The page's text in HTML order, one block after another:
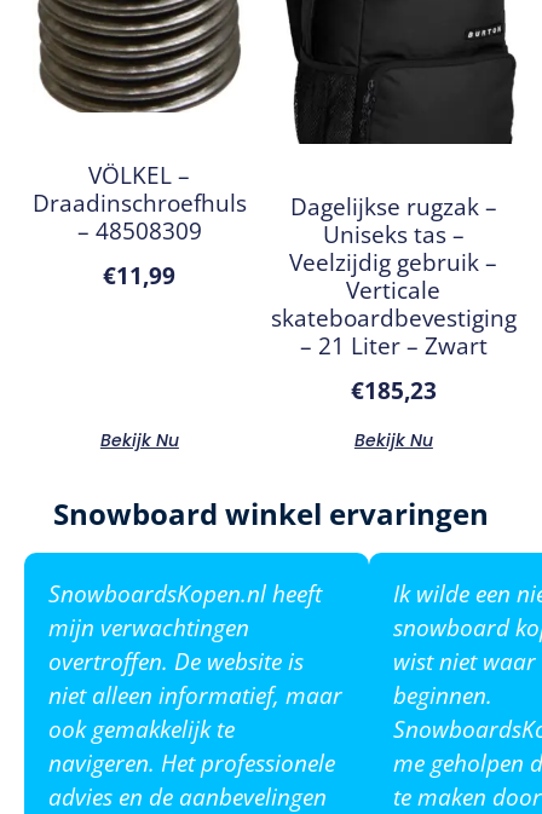
VÖLKEL –
Draadinschroefhuls
– 48508309
€11,99
Bekijk Nu
Dagelijkse rugzak –
Uniseks tas –
Veelzijdig gebruik –
Verticale
skateboardbevestiging
– 21 Liter – Zwart
€185,23
Bekijk Nu
Snowboard winkel ervaringen
SnowboardsKopen.nl heeft
mijn verwachtingen
overtroffen. De website is
niet alleen informatief, maar
ook gemakkelijk te
navigeren. Het professionele
advies en de aanbevelingen
Ik wilde een
snowboard
wist niet waar
beginnen.
me geholpen
te maken